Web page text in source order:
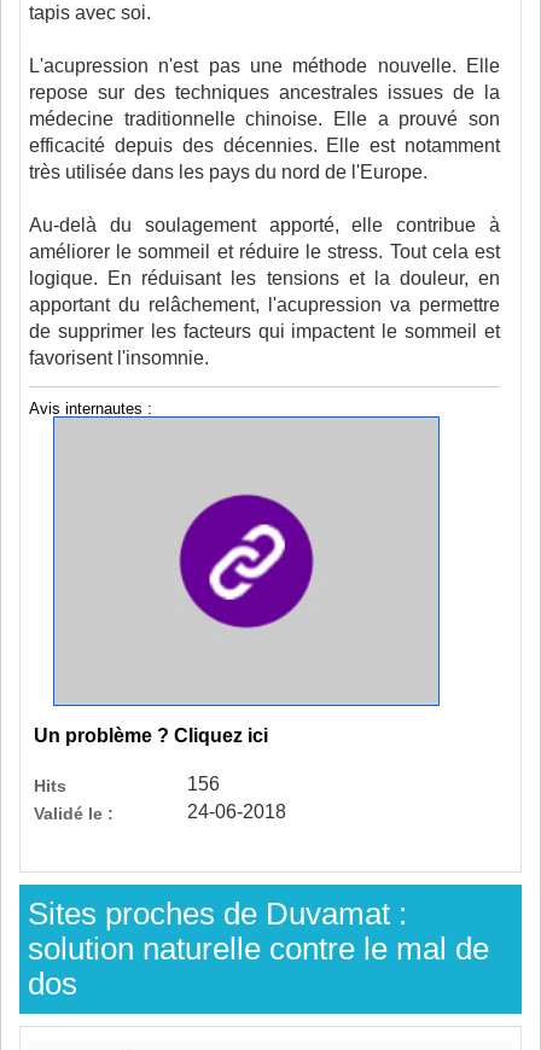
tapis avec soi.
L'acupression n'est pas une méthode nouvelle. Elle
repose sur des techniques ancestrales issues de la
médecine traditionnelle chinoise. Elle a prouvé son
efficacité depuis des décennies. Elle est notamment
très utilisée dans les pays du nord de l'Europe.
Au-delà du soulagement apporté, elle contribue à
améliorer le sommeil et réduire le stress. Tout cela est
logique. En réduisant les tensions et la douleur, en
apportant du relâchement, l'acupression va permettre
de supprimer les facteurs qui impactent le sommeil et
favorisent l'insomnie.
Avis internautes :
Un problème ? Cliquez ici
Hits 156
Validé le : 24-06-2018
Sites proches de Duvamat :
solution naturelle contre le mal de
dos